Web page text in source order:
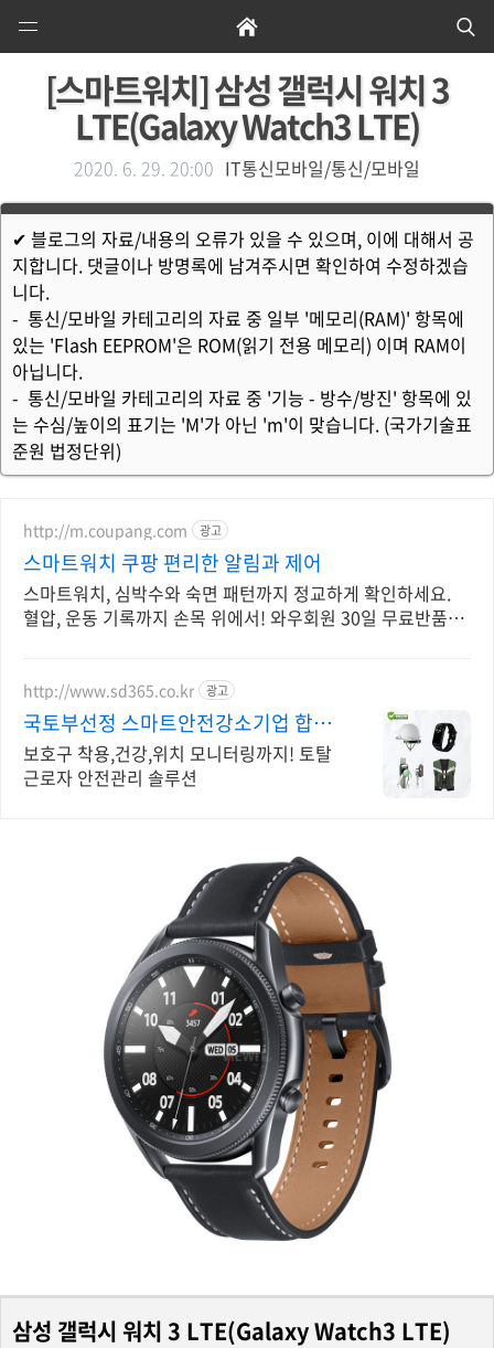
Open
Home
[스마트워치] 삼성 갤럭시 워치 3
LTE(Galaxy Watch3 LTE)
2020. 6. 29. 20:00 IT통신모바일/통신/모바일
✔ 블로그의 자료/내용의 오류가 있을 수 있으며, 이에 대해서 공
지합니다. 댓글이나 방명록에 남겨주시면 확인하여 수정하겠습
니다.
- 통신/모바일 카테고리의 자료 중 일부 '메모리(RAM)' 항목에
있는 'Flash EEPROM'은 ROM(읽기 전용 메모리) 이며 RAM이
아닙니다.
- 통신/모바일 카테고리의 자료 중 '기능 - 방수/방진' 항목에 있
는 수심/높이의 표기는 'M'가 아닌 'm'이 맞습니다. (국가기술표
준원 법정단위)
http://m.coupang.com 광고
스마트워치 쿠팡 편리한 알림과 제어
스마트워치, 심박수와 숙면 패턴까지 정교하게 확인하세요.
혈압, 운동 기록까지 손목 위에서! 와우회원 30일 무료반품으
http://www.sd365.co.kr 광고
국토부선정 스마트안전강소기업 합리
적인 가격, 무료 컨설팅
보호구 착용,건강,위치 모니터링까지! 토탈
근로자 안전관리 솔루션
삼성 갤럭시 워치 3 LTE(Galaxy Watch3 LTE)